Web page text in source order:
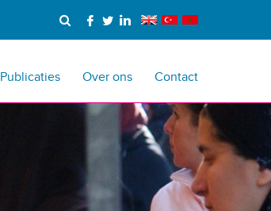
Publicaties Over ons Contact